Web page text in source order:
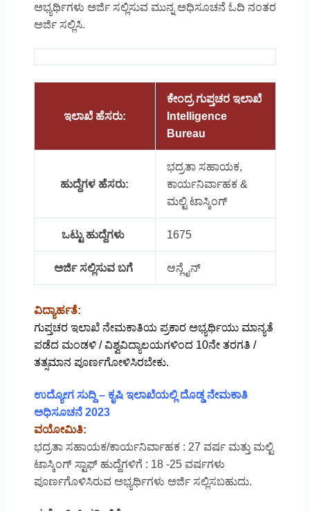
ಅಭ್ಯರ್ಥಿಗಳು ಅರ್ಜಿ ಸಲ್ಲಿಸುವ ಮುನ್ನ ಅಧಿಸೂಚನೆ ಓದಿ ನಂತರ
ಅರ್ಜಿ ಸಲ್ಲಿಸಿ.
ಇಲಾಖೆ ಹೆಸರು:
ಕೇಂದ್ರ ಗುಪ್ತಚರ ಇಲಾಖೆ
Intelligence
Bureau
ಹುದ್ದೆಗಳ ಹೆಸರು:
ಭದ್ರತಾ ಸಹಾಯಕ,
ಕಾರ್ಯನಿರ್ವಾಹಕ &
ಮಲ್ಟಿ ಟಾಸ್ಕಿಂಗ್
ಒಟ್ಟು ಹುದ್ದೆಗಳು 1675
ಅರ್ಜಿ ಸಲ್ಲಿಸುವ ಬಗೆ ಆನ್ಲೈನ್
ವಿದ್ಯಾರ್ಹತೆ:
ಗುಪ್ತಚರ ಇಲಾಖೆ ನೇಮಕಾತಿಯ ಪ್ರಕಾರ ಅಭ್ಯರ್ಥಿಯು ಮಾನ್ಯತೆ
ಪಡೆದ ಮಂಡಳಿ / ವಿಶ್ವವಿದ್ಯಾಲಯಗಳಿಂದ 10ನೇ ತರಗತಿ /
ತತ್ಸಮಾನ ಪೂರ್ಣಗೋಳಿಸಿರಬೇಕು.
ಉದ್ಯೋಗ ಸುದ್ದಿ – ಕೃಷಿ ಇಲಾಖೆಯಲ್ಲಿ ದೊಡ್ಡ ನೇಮಕಾತಿ
ಅಧಿಸೂಚನೆ 2023
ವಯೋಮಿತಿ:
ಭದ್ರತಾ ಸಹಾಯಕ/ಕಾರ್ಯನಿರ್ವಾಹಕ : 27 ವರ್ಷ ಮತ್ತು ಮಲ್ಟಿ
ಟಾಸ್ಕಿಂಗ್ ಸ್ಟಾಫ್ ಹುದ್ದೆಗಳಿಗೆ : 18 -25 ವರ್ಷಗಳು
ಪೂರ್ಣಗೊಳಿಸಿರುವ ಅಭ್ಯರ್ಥಿಗಳು ಅರ್ಜಿ ಸಲ್ಲಿಸಬಹುದು.